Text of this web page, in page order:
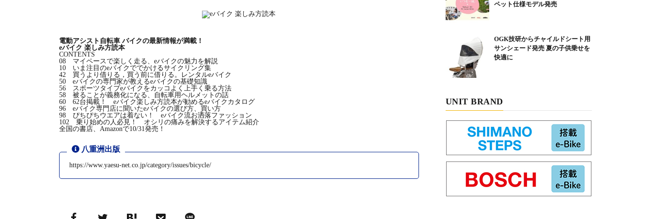
電動アシスト自転車 バイクの最新情報が満載！
eバイク 楽しみ方読本
CONTENTS
08 マイペースで楽しく走る、eバイクの魅力を解説
10 いま注目のeバイクででかけるサイクリング集
42 買うより借りる，買う前に借りる。レンタルeバイク
50 eバイクの専門家が教えるeバイクの基礎知識
56 スポーツタイプeバイクをカッコよく上手く乗る方法
58 被ることが義務化になる、自転車用ヘルメットの話
60 62台掲載！ eバイク楽しみ方読本が勧めるeバイクカタログ
96 eバイク専門店に聞いたeバイクの選び方、買い方
98 ぴちぴちウエアは着ない！ eバイク流お洒落ファッション
102 乗り始めの人必見！ オシリの痛みを解決するアイテム紹介
全国の書店、 Amazonで10/31発売！
八重洲出版
https://www.yaesu-net.co.jp/category/issues/bicycle/
ペット仕様モデル発売
OGK技研からチャイルドシート用
サンシェード発売 夏の子供乗せを
快適に
UNIT BRAND